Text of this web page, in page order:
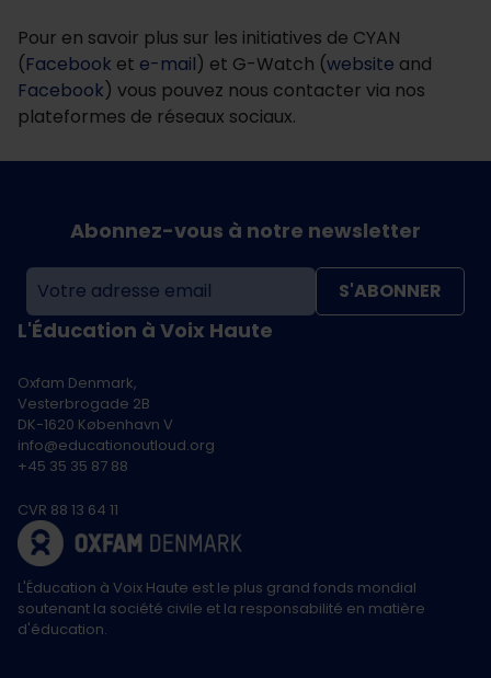
Pour en savoir plus sur les initiatives de CYAN
(Facebook et e-mail) et G-Watch (website and
Facebook) vous pouvez nous contacter via nos
plateformes de réseaux sociaux.
L'Éducation à Voix Haute
Oxfam Denmark,
Vesterbrogade 2B
DK-1620 København V
info@educationoutloud.org
+45 35 35 87 88
CVR 88 13 64 11
Abonnez-vous à notre newsletter
S'ABONNER
L'Éducation à Voix Haute est le plus grand fonds mondial
soutenant la société civile et la responsabilité en matière
d'éducation.